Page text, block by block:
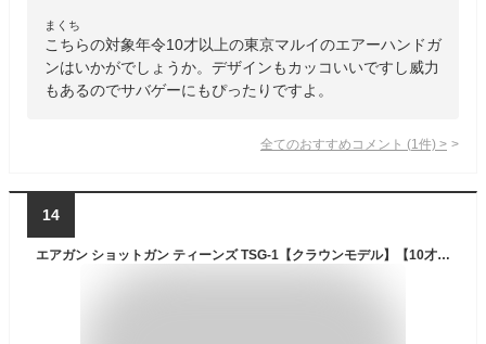
まくち
こちらの対象年令10才以上の東京マルイのエアーハンドガ
ンはいかがでしょうか。デザインもカッコいいですし威力
もあるのでサバゲーにもぴったりですよ。
全てのおすすめコメント (1 件) >
14
エアガン ショットガン ティーンズ TSG-1【クラウンモデル】【10才以上用】